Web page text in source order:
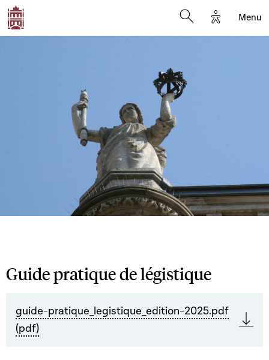
Options
Menu
Guide pratique de légistique
guide-pratique_legistique_edition-2025.pdf
(pdf)